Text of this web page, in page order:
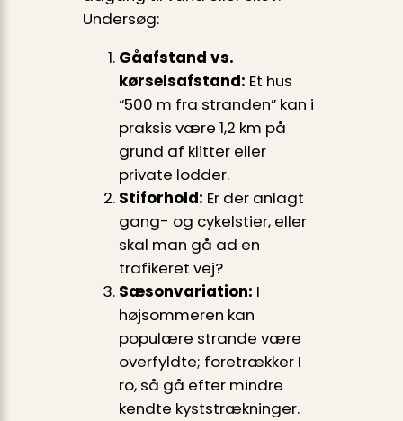
Undersøg:
Gåafstand vs.
kørselsafstand: Et hus
“500 m fra stranden” kan i
praksis være 1,2 km på
grund af klitter eller
private lodder.
Stiforhold: Er der anlagt
gang- og cykelstier, eller
skal man gå ad en
trafikeret vej?
Sæsonvariation: I
højsommeren kan
populære strande være
overfyldte; foretrækker I
ro, så gå efter mindre
kendte kyststrækninger.